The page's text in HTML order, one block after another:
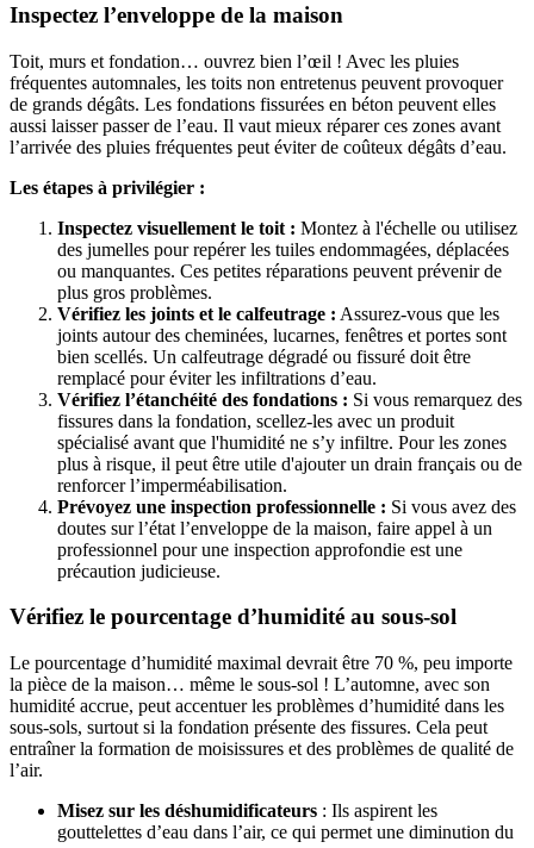
Inspectez l’enveloppe de la maison
Toit, murs et fondation… ouvrez bien l’œil ! Avec les pluies
fréquentes automnales, les toits non entretenus peuvent provoquer
de grands dégâts. Les fondations fissurées en béton peuvent elles
aussi laisser passer de l’eau. Il vaut mieux réparer ces zones avant
l’arrivée des pluies fréquentes peut éviter de coûteux dégâts d’eau.
Les étapes à privilégier :
Inspectez visuellement le toit : Montez à l'échelle ou utilisez
des jumelles pour repérer les tuiles endommagées, déplacées
ou manquantes. Ces petites réparations peuvent prévenir de
plus gros problèmes.
Vérifiez les joints et le calfeutrage : Assurez-vous que les
joints autour des cheminées, lucarnes, fenêtres et portes sont
bien scellés. Un calfeutrage dégradé ou fissuré doit être
remplacé pour éviter les infiltrations d’eau.
Vérifiez l’étanchéité des fondations : Si vous remarquez des
fissures dans la fondation, scellez-les avec un produit
spécialisé avant que l'humidité ne s’y infiltre. Pour les zones
plus à risque, il peut être utile d'ajouter un drain français ou de
renforcer l’imperméabilisation.
Prévoyez une inspection professionnelle : Si vous avez des
doutes sur l’état l’enveloppe de la maison, faire appel à un
professionnel pour une inspection approfondie est une
précaution judicieuse.
Vérifiez le pourcentage d’humidité au sous-sol
Le pourcentage d’humidité maximal devrait être 70 %, peu importe
la pièce de la maison… même le sous-sol ! L’automne, avec son
humidité accrue, peut accentuer les problèmes d’humidité dans les
sous-sols, surtout si la fondation présente des fissures. Cela peut
entraîner la formation de moisissures et des problèmes de qualité de
l’air.
Misez sur les déshumidificateurs : Ils aspirent les
gouttelettes d’eau dans l’air, ce qui permet une diminution du